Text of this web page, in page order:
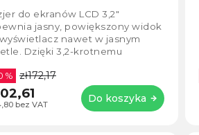
bez VAT
% zł172,17
Do koszyka
do ekranów LCD 3,2"
jasny, powiększony widok
nawet w jasnym
Dzięki 3,2-krotnemu
eliminuje...